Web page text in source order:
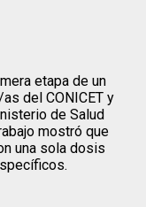
etapa de un
del CONICET y
de Salud
mostró que
una sola dosis